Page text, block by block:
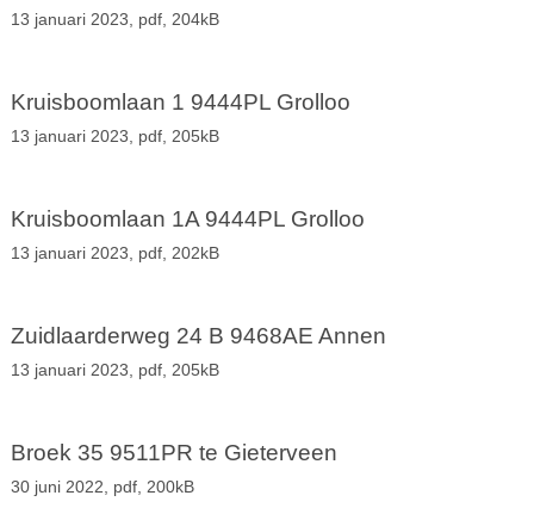
13 januari 2023, pdf, 204kB
Kruisboomlaan 1 9444PL Grolloo
13 januari 2023, pdf, 205kB
Kruisboomlaan 1A 9444PL Grolloo
13 januari 2023, pdf, 202kB
Zuidlaarderweg 24 B 9468AE Annen
13 januari 2023, pdf, 205kB
Broek 35 9511PR te Gieterveen
30 juni 2022, pdf, 200kB